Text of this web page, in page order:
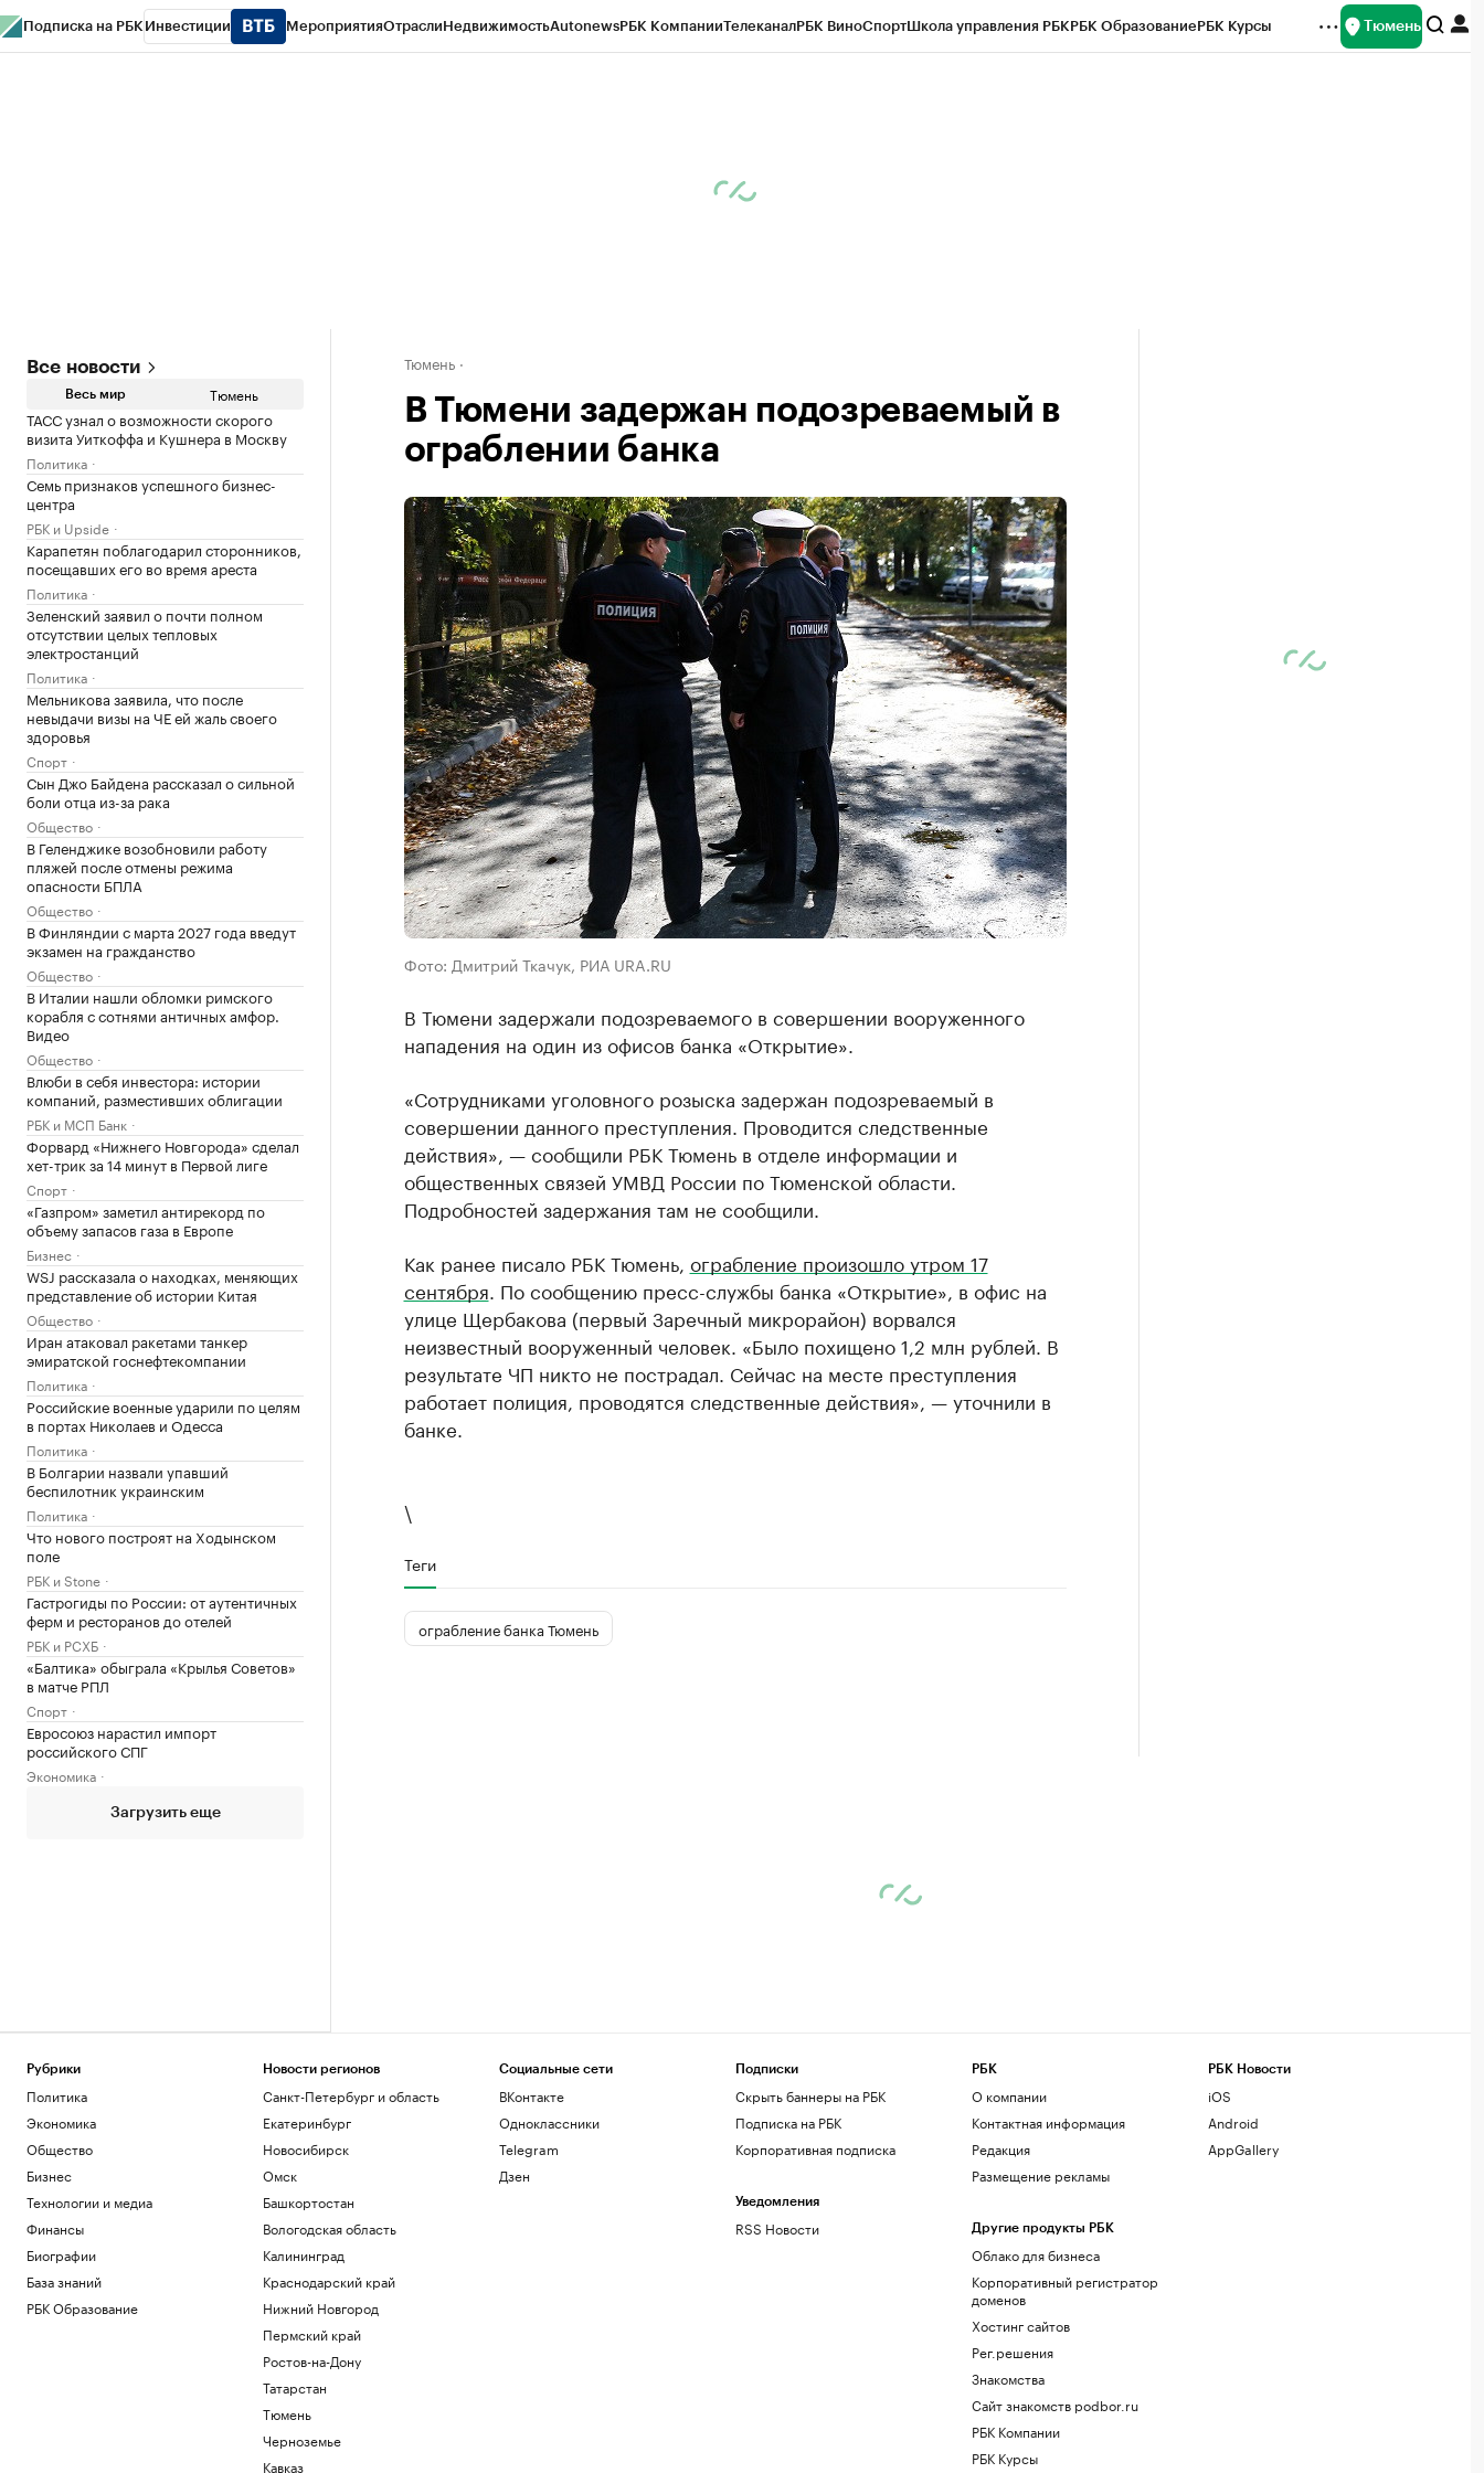
Подписка на РБК Инвестиции МероприятияОтраслиНедвижимостьAutonewsРБК КомпанииТелеканалРБК ВиноСпортШкола управления РБКРБК ОбразованиеРБК Курсы Тюмень
Все новости
Весь мир Тюмень
ТАСС узнал о возможности скорого
визита Уиткоффа и Кушнера в Москву
Политика
Семь признаков успешного бизнес-
центра
РБК и Upside
Карапетян поблагодарил сторонников,
посещавших его во время ареста
Политика
Зеленский заявил о почти полном
отсутствии целых тепловых
электростанций
Политика
Мельникова заявила, что после
невыдачи визы на ЧЕ ей жаль своего
здоровья
Спорт
Сын Джо Байдена рассказал о сильной
боли отца из-за рака
Общество
В Геленджике возобновили работу
пляжей после отмены режима
опасности БПЛА
Общество
В Финляндии с марта 2027 года введут
экзамен на гражданство
Общество
В Италии нашли обломки римского
корабля с сотнями античных амфор.
Видео
Общество
Влюби в себя инвестора: истории
компаний, разместивших облигации
РБК и МСП Банк
Форвард «Нижнего Новгорода» сделал
хет-трик за 14 минут в Первой лиге
Спорт
«Газпром» заметил антирекорд по
объему запасов газа в Европе
Бизнес
WSJ рассказала о находках, меняющих
представление об истории Китая
Общество
Иран атаковал ракетами танкер
эмиратской госнефтекомпании
Политика
Российские военные ударили по целям
в портах Николаев и Одесса
Политика
В Болгарии назвали упавший
беспилотник украинским
Политика
Что нового построят на Ходынском
поле
РБК и Stone
Гастрогиды по России: от аутентичных
ферм и ресторанов до отелей
РБК и РСХБ
«Балтика» обыграла «Крылья Советов»
в матче РПЛ
Спорт
Евросоюз нарастил импорт
российского СПГ
Экономика
Загрузить еще
Тюмень
В Тюмени задержан подозреваемый в
ограблении банка
Фото: Дмитрий Ткачук, РИА URA.RU
В Тюмени задержали подозреваемого в совершении вооруженного
нападения на один из офисов банка «Открытие».
«Сотрудниками уголовного розыска задержан подозреваемый в
совершении данного преступления. Проводится следственные
действия», — сообщили РБК Тюмень в отделе информации и
общественных связей УМВД России по Тюменской области.
Подробностей задержания там не сообщили.
Как ранее писало РБК Тюмень, ограбление произошло утром 17
сентября . По сообщению пресс-службы банка «Открытие», в офис на
улице Щербакова (первый Заречный микрорайон) ворвался
неизвестный вооруженный человек. «Было похищено 1,2 млн рублей. В
результате ЧП никто не пострадал. Сейчас на месте преступления
работает полиция, проводятся следственные действия», — уточнили в
банке.
\
Теги
ограбление банка Тюмень
Рубрики
Политика
Экономика
Общество
Бизнес
Технологии и медиа
Финансы
Биографии
База знаний
РБК Образование
Новости регионов
Санкт-Петербург и область
Екатеринбург
Новосибирск
Омск
Башкортостан
Вологодская область
Калининград
Краснодарский край
Нижний Новгород
Пермский край
Ростов-на-Дону
Татарстан
Тюмень
Черноземье
Кавказ
Социальные сети
ВКонтакте
Одноклассники
Telegram
Дзен
Подписки
Скрыть баннеры на РБК
Подписка на РБК
Корпоративная подписка
Уведомления
RSS Новости
РБК
О компании
Контактная информация
Редакция
Размещение рекламы
Другие продукты РБК
Облако для бизнеса
Корпоративный регистратор
доменов
Хостинг сайтов
Рег.решения
Знакомства
Сайт знакомств podbor.ru
РБК Компании
РБК Курсы
РБК Новости
iOS
Android
AppGallery